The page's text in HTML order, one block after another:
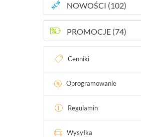
LICENCJE BCS MANAGER
ZESTAWY
NOWOŚCI (102)
PROMOCJE (74)
Cenniki
Oprogramowanie
Regulamin
Wysyłka